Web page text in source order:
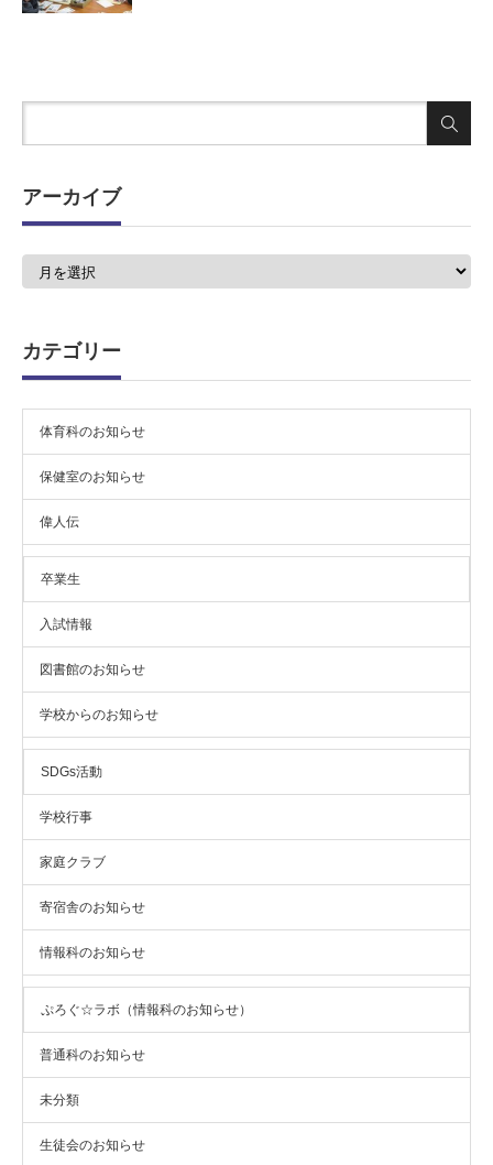
アーカイブ
カテゴリー
体育科のお知らせ
保健室のお知らせ
偉人伝
卒業生
入試情報
図書館のお知らせ
学校からのお知らせ
SDGs活動
学校行事
家庭クラブ
寄宿舎のお知らせ
情報科のお知らせ
ぷろぐ☆ラボ（情報科のお知らせ）
普通科のお知らせ
未分類
生徒会のお知らせ